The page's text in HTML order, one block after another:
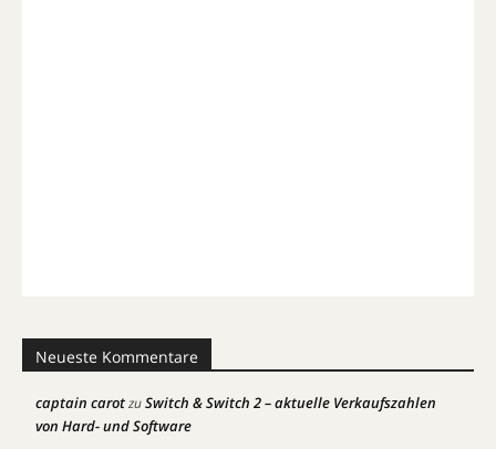
Neueste Kommentare
captain carotzuSwitch & Switch 2 – aktuelle Verkaufszahlen
von Hard- und Software